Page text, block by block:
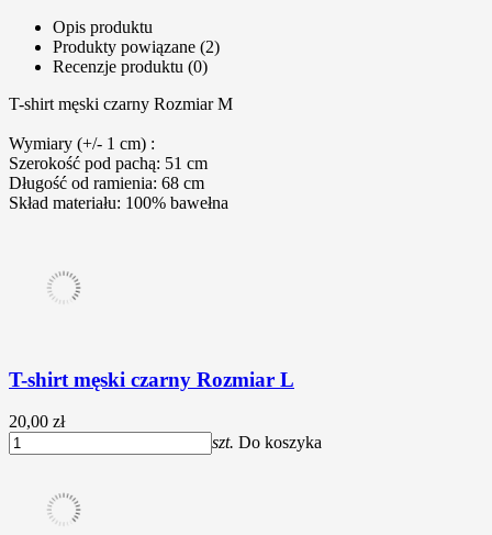
Opis produktu
Produkty powiązane (2)
Recenzje produktu (0)
T-shirt męski czarny Rozmiar M
Wymiary (+/- 1 cm) :
Szerokość pod pachą: 51 cm
Długość od ramienia: 68 cm
Skład materiału: 100% bawełna
T-shirt męski czarny Rozmiar L
20,00 zł
szt. Do koszyka